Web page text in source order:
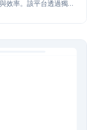
效率。該平台透過獨特
似人類撰寫的內容，確
用與參考文獻。用戶還
結構化大綱生成來確保